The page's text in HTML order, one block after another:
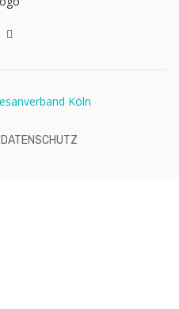
Köln
DATENSCHUTZ